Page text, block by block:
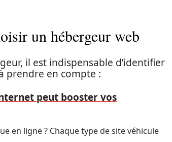
un hébergeur web
il est indispensable d’identifier
prendre en compte :
peut booster vos
en ligne ? Chaque type de site véhicule